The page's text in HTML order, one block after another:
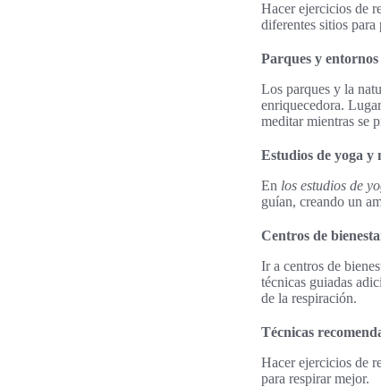
Hacer ejercicios de
diferentes sitios para
Parques y
Los parques y la
enriquecedora.
meditar mientras se
Estudios de yoga y
En los estudios de
guían, creando un
Centros de
Ir a centros de
técnicas guiadas
de la respiración.
Técnicas
Hacer ejercicios de
para respirar mejor.